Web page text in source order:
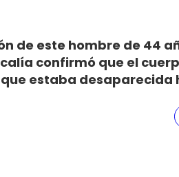
de este hombre de 44
confirmó que el
estaba desaparecida